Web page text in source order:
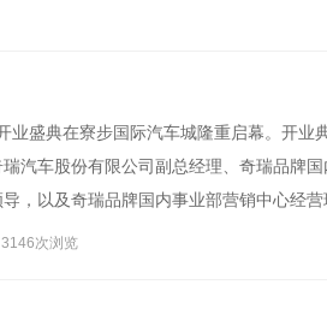
业盛典在寮步国际汽车城隆重启幕。开业
汽车股份有限公司副总经理、奇瑞品牌
，以及奇瑞品牌国内事业部营销中心经
3146次浏览